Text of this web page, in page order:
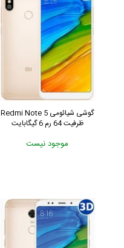
گوشی شیائومی Redmi Note 5
ظرفیت 64 رم 6 گیگابایت
موجود نیست